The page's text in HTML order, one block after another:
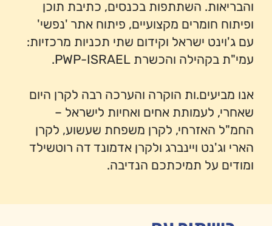
והבריאות. השתתפות בכנסים, כתיבת תוכן
ופיתוח חומרים מקצועיים, פיתוח אתר 'נפשי'
עם ג'וינט ישראל וקידום שתי תכניות מרכזיות:
עמי"ת בקהילה והכשרת PWP-ISRAEL.
אנו מביעים.ות הוקרה והערכה רבה לקרן היום
שאחרי, לעמותת אחים ואחיות לישראל –
החמ"ל האזרחי, לקרן משפחת שעשוע, לקרן
הארי וג'נט ויינברג ולקרן אדמונד דה רוטשילד
ומודים על תמיכתכם הנדיבה.